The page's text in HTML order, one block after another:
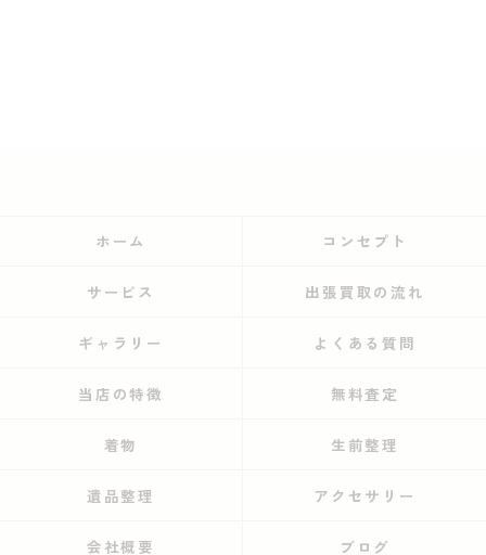
ホーム コンセプト
サービス 出張買取の流れ
ギャラリー よくある質問
当店の特徴 無料査定
着物 生前整理
遺品整理 アクセサリー
会社概要 ブログ